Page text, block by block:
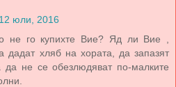
юли, 2016
не го купихте Вие? Яд ли Вие ,
дадат хляб на хората, да запазят
да не се обезлюдяват по-малките